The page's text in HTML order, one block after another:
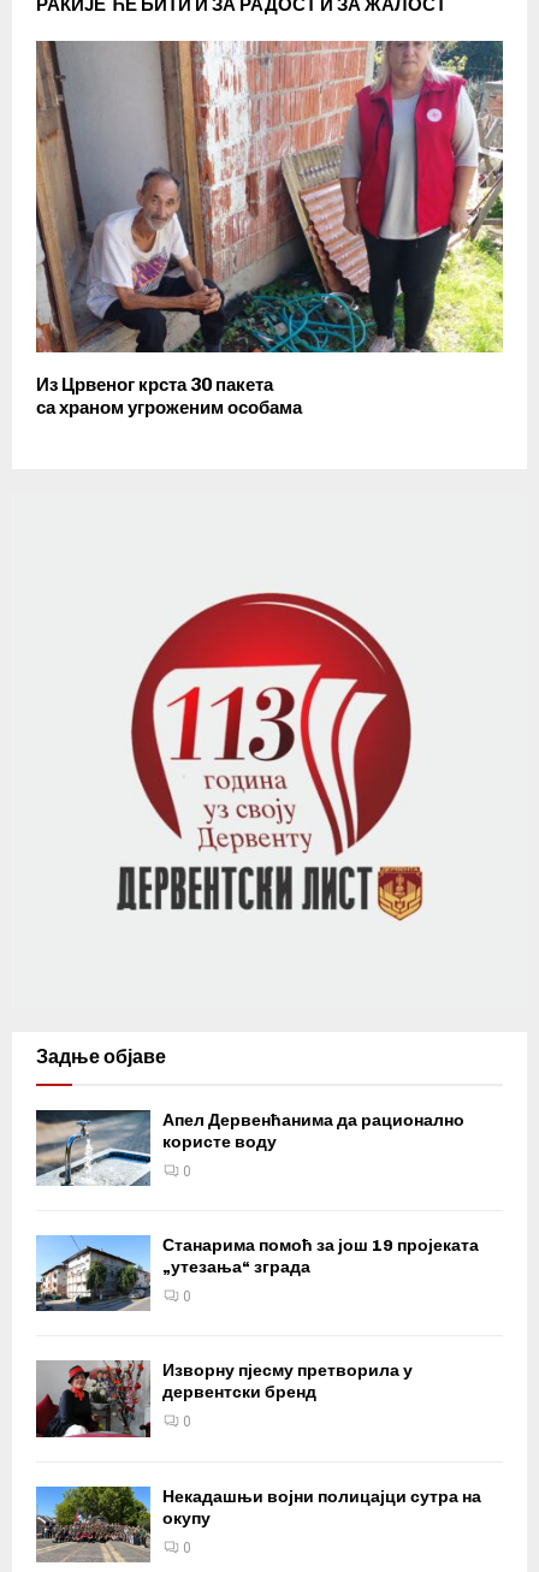
РАКИЈЕ ЋЕ БИТИ И ЗА РАДОСТ И ЗА ЖАЛОСТ
Из Црвеног крста 30 пакета
са храном угроженим особама
Задње објаве
Апел Дервенћанима да рационално
користе воду
0
Станарима помоћ за још 19 пројеката
„утезања“ зграда
0
Изворну пјесму претворила у
дервентски бренд
0
Некадашњи војни полицајци сутра на
окупу
0